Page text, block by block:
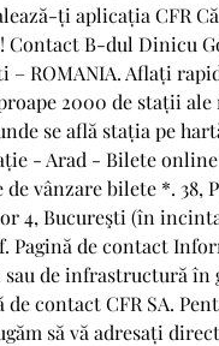
ți aplicația CFR
B-dul Dinicu
– ROMANIA. Aflați
2000 de stații ale
se află stația pe
- Arad - Bilete online
vânzare bilete *. 38,
4, Bucureşti (în
Pagină de contact
de infrastructură în
de contact CFR SA.
să vă adresați